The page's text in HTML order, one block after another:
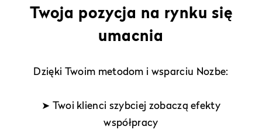
Twoja pozycja na rynku się
umacnia
Dzięki Twoim metodom i wsparciu Nozbe:
➤ Twoi klienci szybciej zobaczą efekty
współpracy